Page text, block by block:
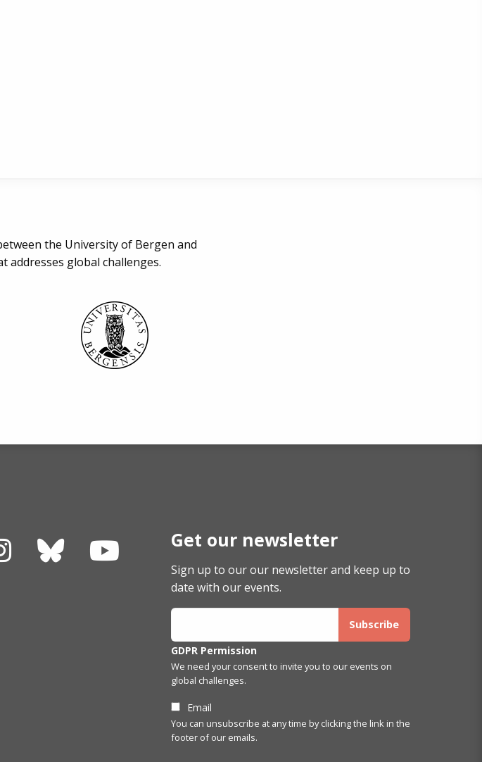
the University of Bergen and
addresses global challenges.
Get our newsletter
Sign up to our our newsletter and keep up to
date with our events.
GDPR Permission
We need your consent to invite you to our events on
global challenges.
Email
You can unsubscribe at any time by clicking the link in the
footer of our emails.